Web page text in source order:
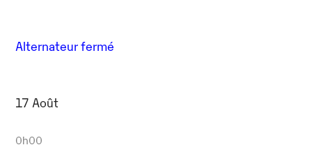
Alternateur fermé
17 Août
0h00